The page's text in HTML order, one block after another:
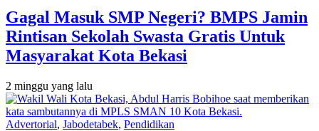
Gagal Masuk SMP Negeri? BMPS Jamin
Rintisan Sekolah Swasta Gratis Untuk
Masyarakat Kota Bekasi
2 minggu yang lalu
Advertorial, Jabodetabek, Pendidikan